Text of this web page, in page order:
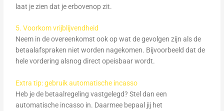
laat je zien dat je erbovenop zit.
5. Voorkom vrijblijvendheid
Neem in de overeenkomst ook op wat de gevolgen zijn als de
betaalafspraken niet worden nagekomen. Bijvoorbeeld dat de
hele vordering alsnog direct opeisbaar wordt.
Extra tip: gebruik automatische incasso
Heb je de betaalregeling vastgelegd? Stel dan een
automatische incasso in. Daarmee bepaal jij het